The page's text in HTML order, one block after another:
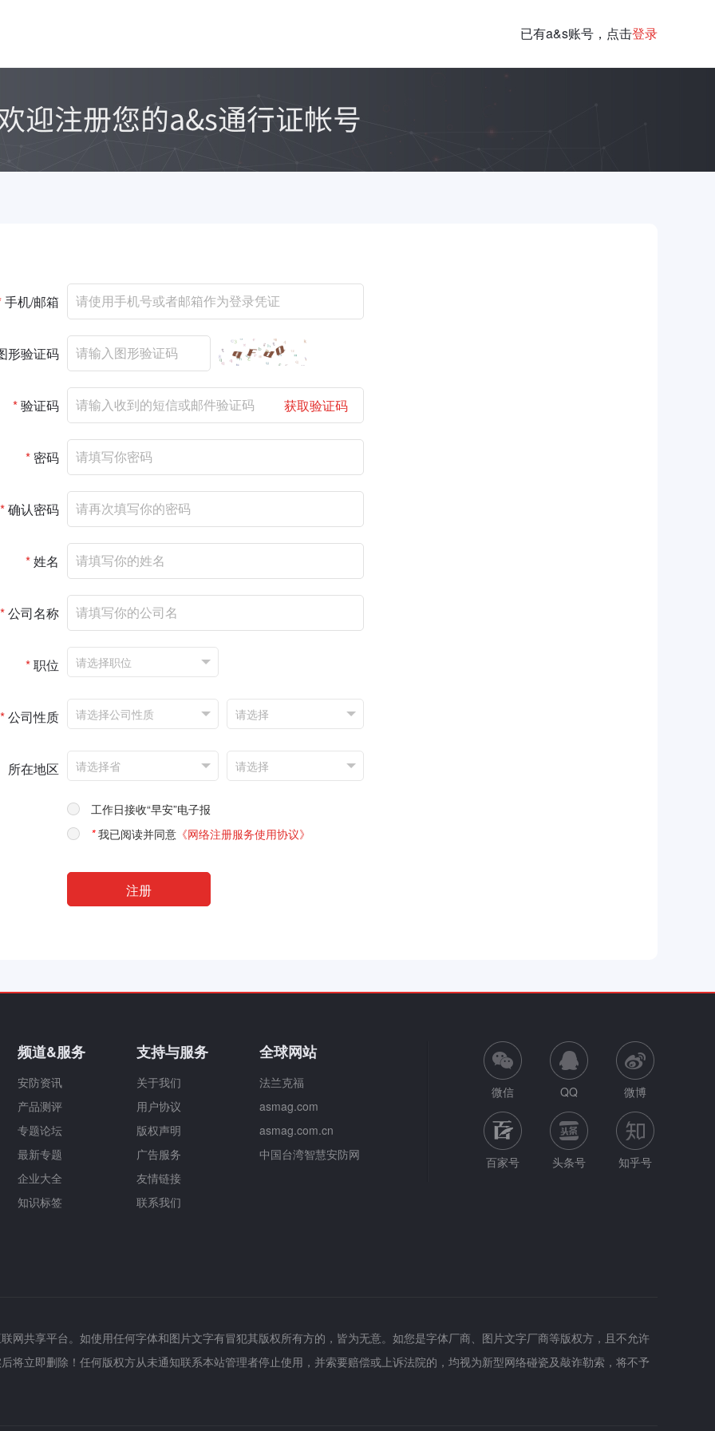
已有a&s账号，点击登录
手机/邮箱
形验证码
*验证码 获取验证码
* 密码
*确认密码
*姓名
*公司名称
*职位
*公司性质
所在地区
工作日接收“早安”电子报
*我已阅读并同意 《网络注册服务使用协议》
频道&服务
安防资讯
产品测评
专题论坛
最新专题
企业大全
知识标签
支持与服务
关于我们
用户协议
版权声明
广告服务
友情链接
联系我们
全球网站
法兰克福
asmag.com
asmag.com.cn
中国台湾智慧安防网
微信 QQ 微博
百家号 头条号 知乎号
网共享平台。如使用任何字体和图片文字有冒犯其版权所有方的，皆为无意。如您是字体厂商、图片文字厂商等版权方，且不允许
将立即删除！任何版权方从未通知联系本站管理者停止使用，并索要赔偿或上诉法院的，均视为新型网络碰瓷及敲诈勒索，将不予